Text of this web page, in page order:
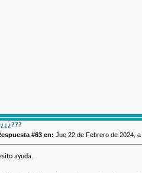
#63 en: Jue 22 de Febrero de 2024,
ayuda.